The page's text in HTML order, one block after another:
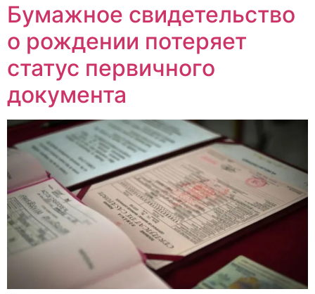
Бумажное свидетельство
о рождении потеряет
статус первичного
документа